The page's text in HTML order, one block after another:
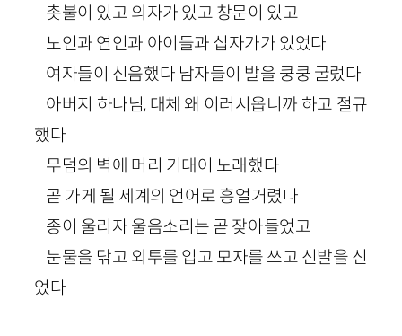
촛불이 있고 의자가 있고 창문이 있고
노인과 연인과 아이들과 십자가가 있었다
여자들이 신음했다 남자들이 발을 쿵쿵 굴렀다
아버지 하나님, 대체 왜 이러시옵니까 하고 절규
했다
무덤의 벽에 머리 기대어 노래했다
곧 가게 될 세계의 언어로 흥얼거렸다
종이 울리자 울음소리는 곧 잦아들었고
눈물을 닦고 외투를 입고 모자를 쓰고 신발을 신
었다